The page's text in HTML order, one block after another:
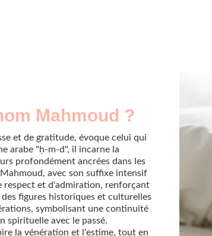
Mahmoud ?
et de gratitude, évoque celui qui
arabe "ḥ-m-d", il incarne la
profondément ancrées dans les
avec son suffixe intensif
respect et d'admiration, renforçant
figures historiques et culturelles
symbolisant une continuité
spirituelle avec le passé.
la vénération et l'estime, tout en